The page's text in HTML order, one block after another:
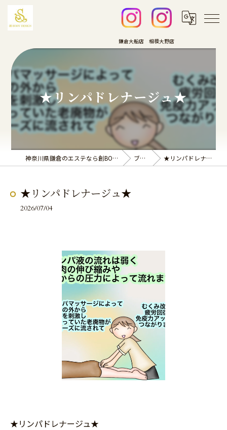
★リンパドレナージュ★
神奈川県鎌倉のエステなら創BODY DESIGN ブログ ★リンパドレナージュ★
★リンパドレナージュ★
2026/07/04
★リンパドレナージュ★